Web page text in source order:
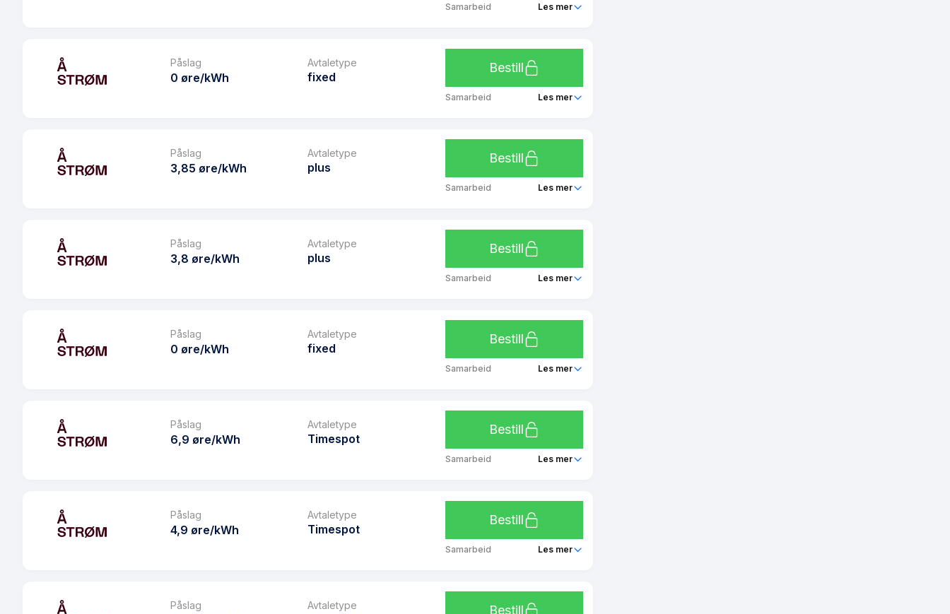
Samarbeid Les mer
Prisgaranti
eFaktura gebyr
8.4 kr
Timespot
Les mer om Å Spotpris - Partner
Påslag
0 øre/kWh
Avtaletype
fixed
Bestill
Samarbeid Les mer
Prisgaranti
eFaktura gebyr
8.4 kr
fixed
Les mer om Å Fastpris mars og april 2025
Påslag
3,85 øre/kWh
Avtaletype
plus
Bestill
Samarbeid Les mer
Prisgaranti
eFaktura gebyr
8.4 kr
plus
Les mer om Å Plussavtale Huseierne
Påslag
3,8 øre/kWh
Avtaletype
plus
Bestill
Samarbeid Les mer
Prisgaranti
eFaktura gebyr
8.4 kr
plus
Les mer om Å Plussavtale Coop
Påslag
0 øre/kWh
Avtaletype
fixed
Bestill
Samarbeid Les mer
Prisgaranti
eFaktura gebyr
8.4 kr
fixed
Les mer om Å Fastpris januar og februar 2025
Påslag
6,9 øre/kWh
Avtaletype
Timespot
Bestill
Samarbeid Les mer
Prisgaranti
eFaktura gebyr
8.4 kr
Timespot
Påslag
4,9 øre/kWh
Avtaletype
Timespot
Bestill
Samarbeid Les mer
Prisgaranti
Påslag Avtaletype Bestill